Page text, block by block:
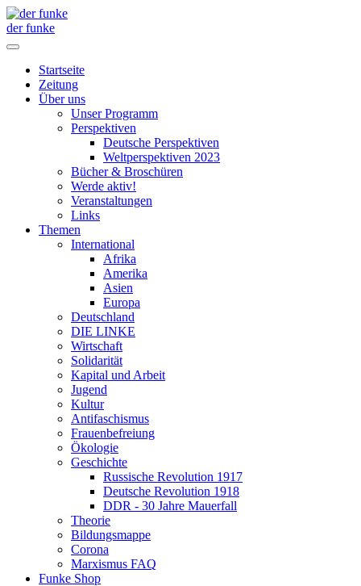
der funke
Startseite
Zeitung
Über uns
Unser Programm
Perspektiven
Deutsche Perspektiven
Weltperspektiven 2023
Bücher & Broschüren
Werde aktiv!
Veranstaltungen
Links
Themen
International
Afrika
Amerika
Asien
Europa
Deutschland
DIE LINKE
Wirtschaft
Solidarität
Kapital und Arbeit
Jugend
Kultur
Antifaschismus
Frauenbefreiung
Ökologie
Geschichte
Russische Revolution 1917
Deutsche Revolution 1918
DDR - 30 Jahre Mauerfall
Theorie
Bildungsmappe
Corona
Marxismus FAQ
Funke Shop